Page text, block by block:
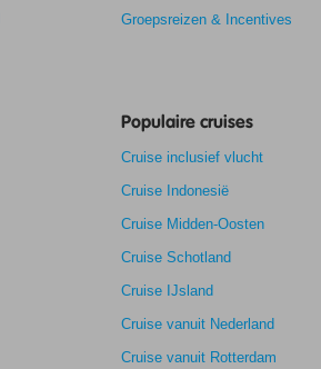
Groepsreizen & Incentives
Populaire cruises
Cruise inclusief vlucht
Cruise Indonesië
Cruise Midden-Oosten
Cruise Schotland
Cruise IJsland
Cruise vanuit Nederland
Cruise vanuit Rotterdam